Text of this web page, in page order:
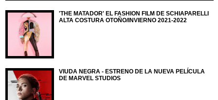
'THE MATADOR' EL FASHION FILM DE SCHIAPARELLI
ALTA COSTURA OTOÑO/INVIERNO 2021-2022
VIUDA NEGRA - ESTRENO DE LA NUEVA PELÍCULA
DE MARVEL STUDIOS